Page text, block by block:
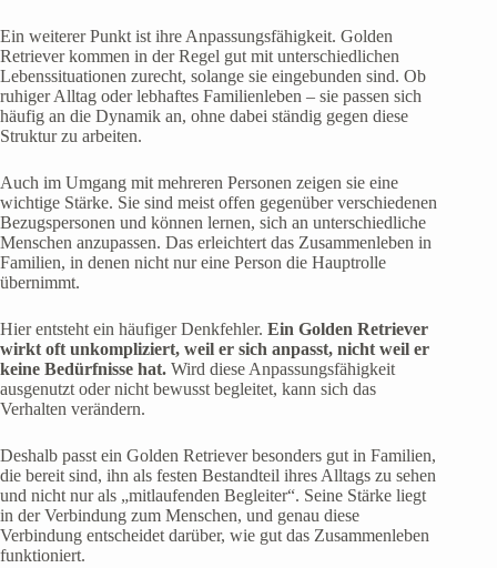
Ein weiterer Punkt ist ihre Anpassungsfähigkeit. Golden
Retriever kommen in der Regel gut mit unterschiedlichen
Lebenssituationen zurecht, solange sie eingebunden sind. Ob
ruhiger Alltag oder lebhaftes Familienleben – sie passen sich
häufig an die Dynamik an, ohne dabei ständig gegen diese
Struktur zu arbeiten.
Auch im Umgang mit mehreren Personen zeigen sie eine
wichtige Stärke. Sie sind meist offen gegenüber verschiedenen
Bezugspersonen und können lernen, sich an unterschiedliche
Menschen anzupassen. Das erleichtert das Zusammenleben in
Familien, in denen nicht nur eine Person die Hauptrolle
übernimmt.
Hier entsteht ein häufiger Denkfehler. Ein Golden Retriever
wirkt oft unkompliziert, weil er sich anpasst, nicht weil er
keine Bedürfnisse hat. Wird diese Anpassungsfähigkeit
ausgenutzt oder nicht bewusst begleitet, kann sich das
Verhalten verändern.
Deshalb passt ein Golden Retriever besonders gut in Familien,
die bereit sind, ihn als festen Bestandteil ihres Alltags zu sehen
und nicht nur als „mitlaufenden Begleiter“. Seine Stärke liegt
in der Verbindung zum Menschen, und genau diese
Verbindung entscheidet darüber, wie gut das Zusammenleben
funktioniert.